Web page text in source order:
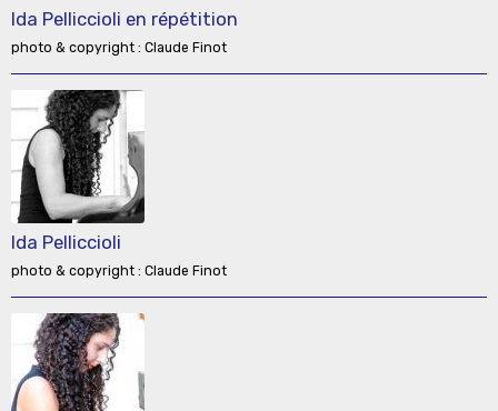
Ida Pelliccioli en répétition
photo & copyright : Claude Finot
Ida Pelliccioli
photo & copyright : Claude Finot